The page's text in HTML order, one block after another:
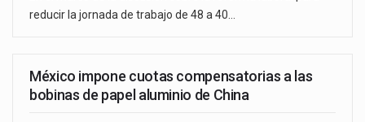
reducir la jornada de trabajo de 48 a 40…
México impone cuotas compensatorias a las
bobinas de papel aluminio de China